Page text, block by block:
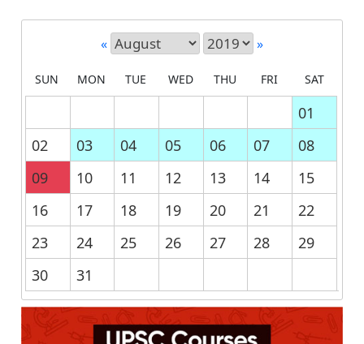
« »
SUN MON TUE WED THU FRI SAT
01
02
03 04 05 06 07
08
09
10 11 12 13 14
15
16
17 18 19 20 21
22
23
24 25 26 27 28
29
30
31